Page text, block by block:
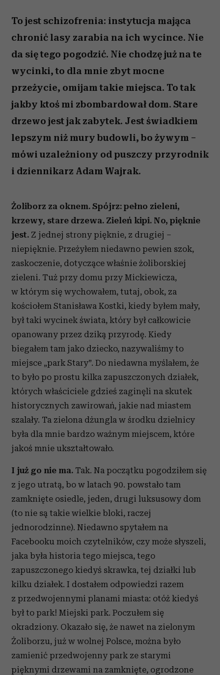
To jest schizofrenia: instytucja mająca
chronić lasy zarabia na ich wycince. Nie
da się tego pogodzić. Nie chodzę już na te
wycinki, to dla mnie zbyt mocne
przeżycie, omijam takie miejsca. To tak
jakby ktoś mi zbombardował dom. Stare
drzewo jest jak zabytek. Jest świadkiem
lepszym niż mury budowli, bo żywym –
mówi uzależniony od puszczy przyrodnik
i dziennikarz Adam Wajrak.
Żoliborz za oknem. Spójrz: pełno zieleni,
krzewy, stare drzewa. Zieleń kipi. No, pięknie
jest. Z jednej strony pięknie, z drugiej –
niepięknie. Przeżyłem niedawno pewien szok,
zaskoczenie, dotyczące właśnie żoliborskiej
zieleni. Tuż przy domu przy Mickiewicza,
w którym się wychowałem, tutaj, obok, za
kościołem Stanisława Kostki, kiedy byłem mały,
był taki wycinek świata, który był całkowicie
opanowany przez dziką przyrodę. Kiedy
biegałem tam jako dziecko, nazywaliśmy to
miejsce „park Stary”. Do niedawna myślałem, że
to było po prostu kilka zapuszczonych działek,
których właściciele gdzieś zaginęli na skutek
historycznych zawirowań, jakie nad miastem
szalały. Ta zielona dżungla w środku dzielnicy
była dla mnie bardzo ważnym miejscem, które
jakoś mnie ukształtowało.
I już go nie ma. Tak. Na początku pogodziłem się
z jego utratą, bo w latach 90. powstało tam
zamknięte osiedle, jeden, drugi luksusowy dom
(to nie są takie wielkie bloki, raczej
jednorodzinne). Niedawno spytałem na
Facebooku moich czytelników, czy może słyszeli,
jaka była historia tego miejsca, tego
zapuszczonego kiedyś skrawka, tej działki lub
kilku działek. I dostałem odpowiedzi razem
z przedwojennymi planami miasta: otóż kiedyś
był to park! Miejski park. Poczułem się
okradziony. Okazało się, że nawet na zielonym
Żoliborzu, już w wolnej Polsce, można było
zamienić przedwojenny park ze starymi
pięknymi drzewami na zamknięte, ogrodzone